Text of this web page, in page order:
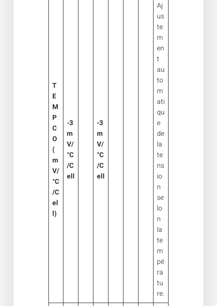
T
E
M
P
C
O
(
m
V/
°C
/C
el
l)
-3
m
V/
°C
/C
ell
-3
m
V/
°C
/C
ell
Aj
us
te
m
en
t
au
to
m
ati
qu
e
de
la
te
ns
io
n
se
lo
n
la
te
m
pé
ra
tu
re.